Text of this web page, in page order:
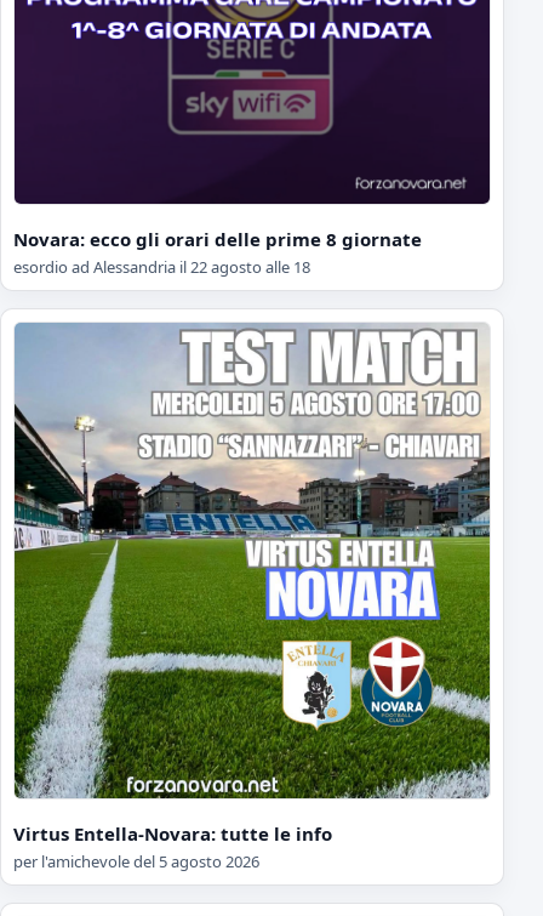
Novara: ecco gli orari delle prime 8 giornate
esordio ad Alessandria il 22 agosto alle 18
Virtus Entella-Novara: tutte le info
per l'amichevole del 5 agosto 2026